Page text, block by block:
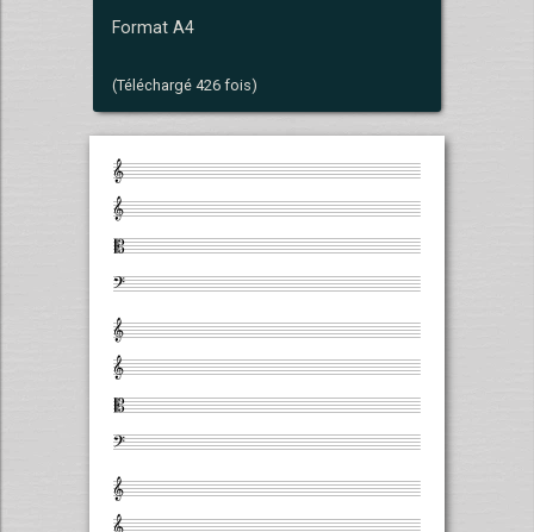
Format A4
(Téléchargé 426 fois)